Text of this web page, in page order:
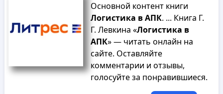
Основной контент книги
Логистика вАПК. ... Книга Г.
Г. Левкина «Логистика в
АПК» — читать онлайн на
сайте. Оставляйте
комментарии и отзывы,
голосуйте за понравившиеся.